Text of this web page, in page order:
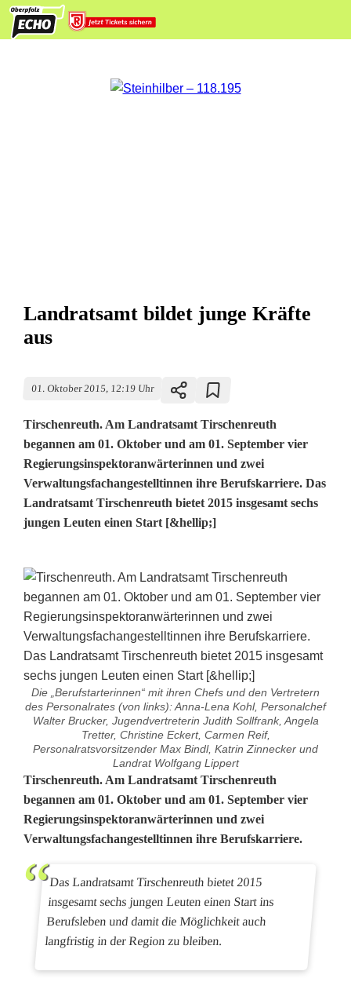
Landratsamt bildet junge Kräfte
aus
01. Oktober 2015, 12:19 Uhr
Tirschenreuth. Am Landratsamt Tirschenreuth
begannen am 01. Oktober und am 01. September vier
Regierungsinspektoranwärterinnen und zwei
Verwaltungsfachangestelltinnen ihre Berufskarriere. Das
Landratsamt Tirschenreuth bietet 2015 insgesamt sechs
jungen Leuten einen Start [&hellip;]
Die „Berufstarterinnen“ mit ihren Chefs und den Vertretern
des Personalrates (von links): Anna-Lena Kohl, Personalchef
Walter Brucker, Jugendvertreterin Judith Sollfrank, Angela
Tretter, Christine Eckert, Carmen Reif,
Personalratsvorsitzender Max Bindl, Katrin Zinnecker und
Landrat Wolfgang Lippert
L
a
n
d
Tirschenreuth. Am Landratsamt Tirschenreuth
begannen am 01. Oktober und am 01. September vier
Regierungsinspektoranwärterinnen und zwei
Verwaltungsfachangestelltinnen ihre Berufskarriere.
Das Landratsamt Tirschenreuth bietet 2015
insgesamt sechs jungen Leuten einen Start ins
Berufsleben und damit die Möglichkeit auch
langfristig in der Region zu bleiben.